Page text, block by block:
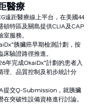
醫療
遠距醫療線上平台，在美國44
頓特區及關島提供CLIA及CAP
服務。
胰臟癌早期檢測計劃，按
床驗證路徑推進。
年完成OkaiDx™計劃的患者入
理、品質控制及初步統計分
提交Q-Submission，就胰臟
在突破性設備資格進行討論。